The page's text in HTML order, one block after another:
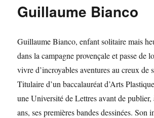
Guillaume Bianco
Guillaume Bianco, enfant solitaire mais
dans la campagne provençale et passe de
vivre d’incroyables aventures au creux de
Titulaire d’un baccalauréat d’Arts
une Université de Lettres avant de publier,
ans, ses premières bandes dessinées. Son